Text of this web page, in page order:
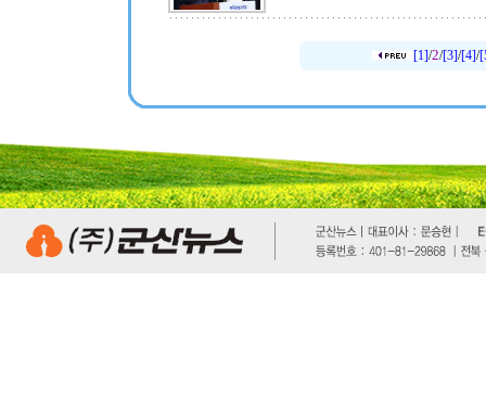
[1]/2/[3]/[4]/